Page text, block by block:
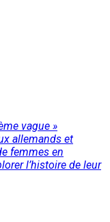
vague »
allemands et
femmes en
l’histoire de leur